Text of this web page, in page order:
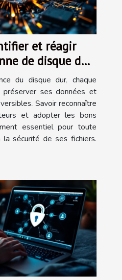
et réagir
de disque dur
du disque dur, chaque
ses données et
Savoir reconnaître
et adopter les bons
essentiel pour toute
sécurité de ses fichiers.